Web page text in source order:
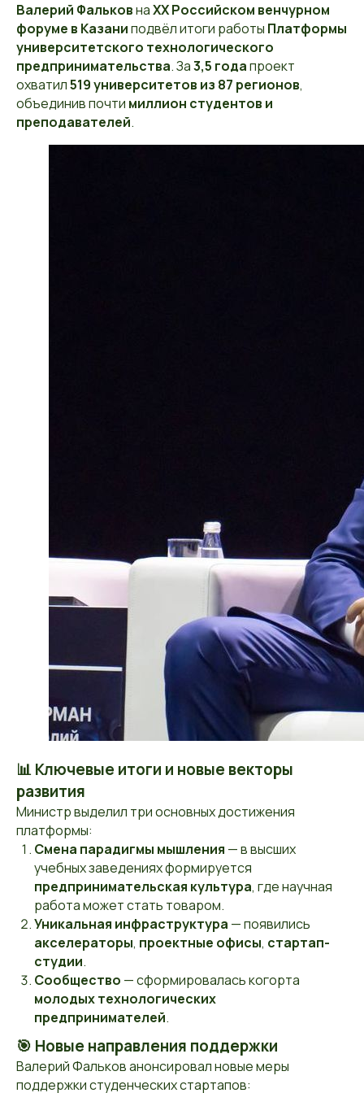
Валерий ФальковнаXX Российском венчурном
форуме в Казаниподвёл итоги работы Платформы
университетского технологического
предпринимательства. За3,5 годапроект
охватил519 университетов из 87 регионов,
объединив почти миллион студентов и
преподавателей.
📊 Ключевые итоги и новые векторы
развития
Министр выделил три основных достижения
платформы:
Смена парадигмы мышления — в высших
учебных заведениях формируется
предпринимательская культура, где научная
работа может стать товаром.
Уникальная инфраструктура — появились
акселераторы, проектные офисы, стартап-
студии.
Сообщество — сформировалась когорта
молодых технологических
предпринимателей.
🎯 Новые направления поддержки
Валерий Фальков анонсировал новые меры
поддержки студенческих стартапов: